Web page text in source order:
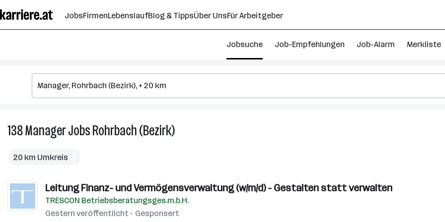
Seiteninhalt
springen
JobsFirmenLebenslaufBlog & TippsÜber UnsFür Arbeitgeber
Jobsuche Job-Empfehlungen Job-Alarm Merkliste
138ManagerJobsRohrbach (Bezirk)138
(Bezirk)
20 km Umkreis
Leitung Finanz- und Vermögensverwaltung (w/m/d) - Gestalten statt verwalten
TRESCON Betriebsberatungsges.m.b.H.
Gestern veröffentlicht
Gesponsert